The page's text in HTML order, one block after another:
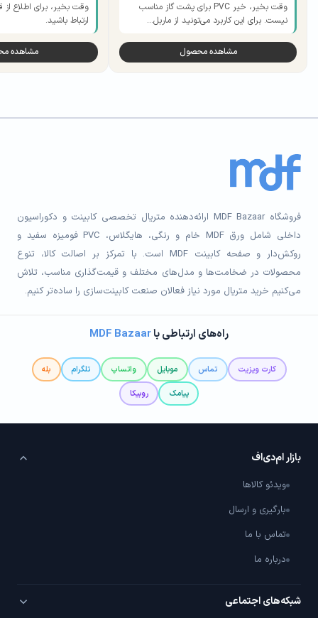
وقت بخیر، خیر PVC برای پشت گاز مناسب
نیست. برای این کاربرد می‌تونید از ماربل…
مشاهده محصول
وقت بخیر، برای اطلاع از
ارتباط باشید.
مشاهده
فروشگاه MDF Bazaar ارائه‌دهنده متریال تخصصی کابینت و دکوراسیون
داخلی شامل ورق MDF خام و رنگی، هایگلاس، PVC فومیزه سفید و
روکش‌دار و صفحه کابینت MDF است. با تمرکز بر اصالت کالا، تنوع
محصولات در ضخامت‌ها و مدل‌های مختلف و قیمت‌گذاری مناسب، تلاش
می‌کنیم خرید متریال مورد نیاز فعالان صنعت کابینت‌سازی را ساده‌تر کنیم.
راه‌های ارتباطی باMDF Bazaar
کارت ویزیت تماس موبایل واتساپ تلگرام
بله
پیامک
روبیکا
بازار ام‌دی‌اف
ویدئو کالاها
بارگیری و ارسال
تماس با ما
درباره ما
شبکه‌های اجتماعی